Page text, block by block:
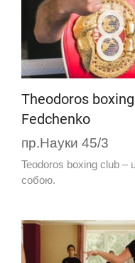
Theodoros
Fedchenko
пр.Науки 45/3
Teodoros boxing club –
собою.